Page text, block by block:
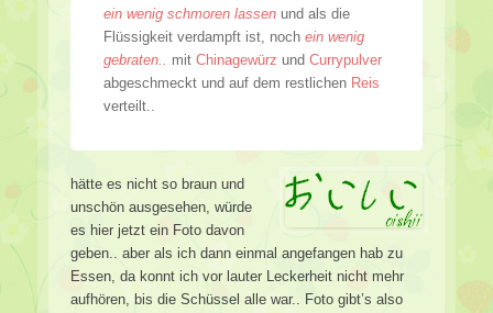
ein wenig schmoren lassen und als die
Flüssigkeit verdampft ist, noch ein wenig
gebraten.. mit Chinagewürz und Currypulver
abgeschmeckt und auf dem restlichen Reis
verteilt..
hätte es nicht so braun und
unschön ausgesehen, würde
es hier jetzt ein Foto davon
geben.. aber als ich dann einmal angefangen hab zu
Essen, da konnt ich vor lauter Leckerheit nicht mehr
aufhören, bis die Schüssel alle war.. Foto gibt’s also